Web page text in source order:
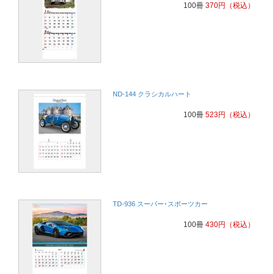
100冊 370円 （税込）
ND-144 クラシカルハート
100冊 523円 （税込）
TD-936 スーパー･スポーツカー
100冊 430円 （税込）